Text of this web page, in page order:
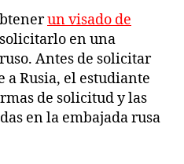
un visado de
en una
Antes de solicitar
a Rusia, el estudiante
de solicitud y las
en la embajada rusa